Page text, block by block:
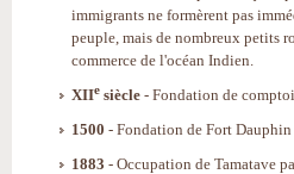
immigrants ne formèrent pas
peuple, mais de nombreux petits
commerce de l'océan Indien.
XIIe siècle - Fondation de
1500 - Fondation de Fort Dauphin
1883 - Occupation de Tamatave